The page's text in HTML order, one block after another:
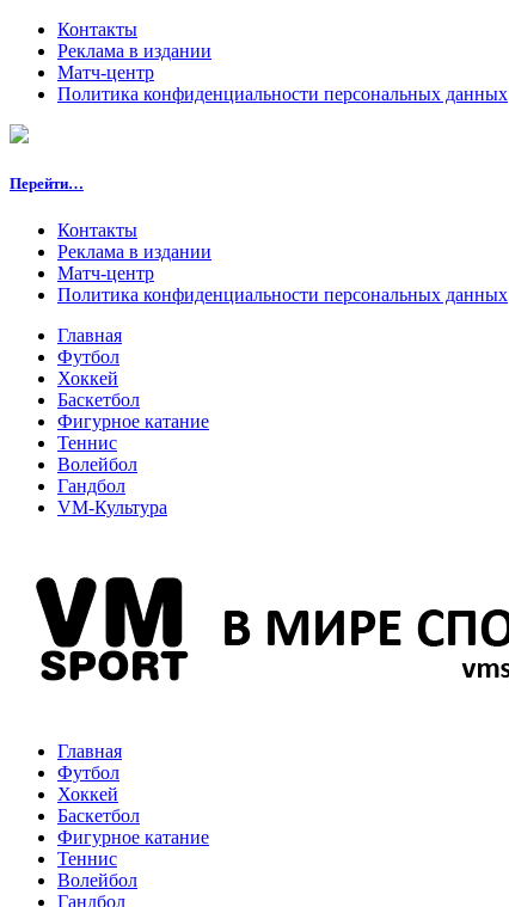
Контакты
Реклама в издании
Матч-центр
Политика конфиденциальности персональных данных
Перейти…
Контакты
Реклама в издании
Матч-центр
Политика конфиденциальности персональных данных
Главная
Футбол
Хоккей
Баскетбол
Фигурное катание
Теннис
Волейбол
Гандбол
VM-Культура
Главная
Футбол
Хоккей
Баскетбол
Фигурное катание
Теннис
Волейбол
Гандбол